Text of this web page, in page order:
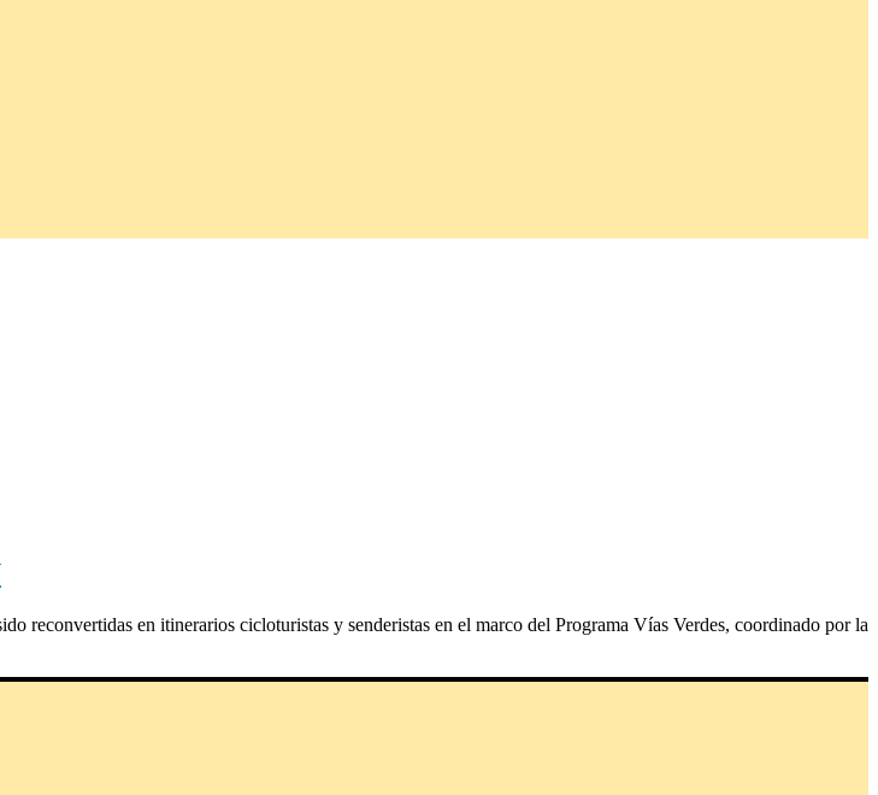
reconvertidas en itinerarios cicloturistas y senderistas en el marco del Programa Vías Verdes, coordinado por la